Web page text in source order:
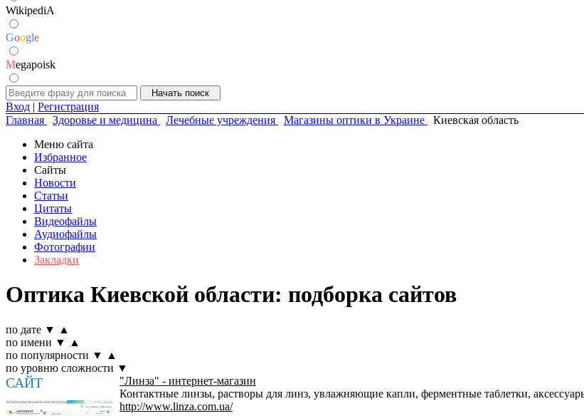
WikipediA
Google
Megapoisk
Вход | Регистрация
Главная
Здоровье и медицина Лечебные учреждения Магазины оптики в Украине
Киевская область
Меню сайта
Избранное
Сайты
Новости
Статьи
Цитаты
Видеофайлы
Аудиофайлы
Фотографии
Закладки
Оптика Киевской области: подборка сайтов
по дате ▼
▲
по имени ▼
▲
по популярности ▼
▲
по уровню сложности ▼
САЙТ
"Линза" - интернет-магазин
Контактные линзы, растворы для линз, увлажняющие капли, ферментные таблетки,
http://www.linza.com.ua/